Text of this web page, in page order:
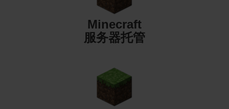
Minecraft
服务器托管